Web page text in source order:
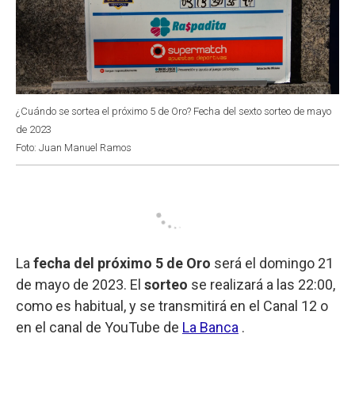
¿Cuándo se sortea el próximo 5 de Oro? Fecha del sexto sorteo de mayo
de 2023
Foto: Juan Manuel Ramos
La fecha del próximo 5 de Oro será el domingo 21
de mayo de 2023. El sorteo se realizará a las 22:00,
como es habitual, y se transmitirá en el Canal 12 o
en el canal de YouTube de La Banca .